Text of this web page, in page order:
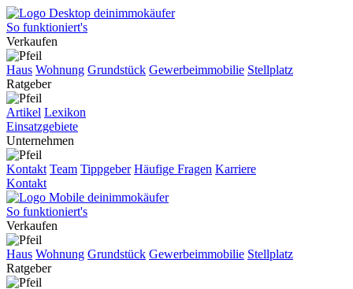
So funktioniert's
Verkaufen
Haus Wohnung Grundstück Gewerbeimmobilie Stellplatz
Ratgeber
Artikel Lexikon
Einsatzgebiete
Unternehmen
Kontakt Team Tippgeber Häufige Fragen Karriere
Kontakt
So funktioniert's
Verkaufen
Haus Wohnung Grundstück Gewerbeimmobilie Stellplatz
Ratgeber